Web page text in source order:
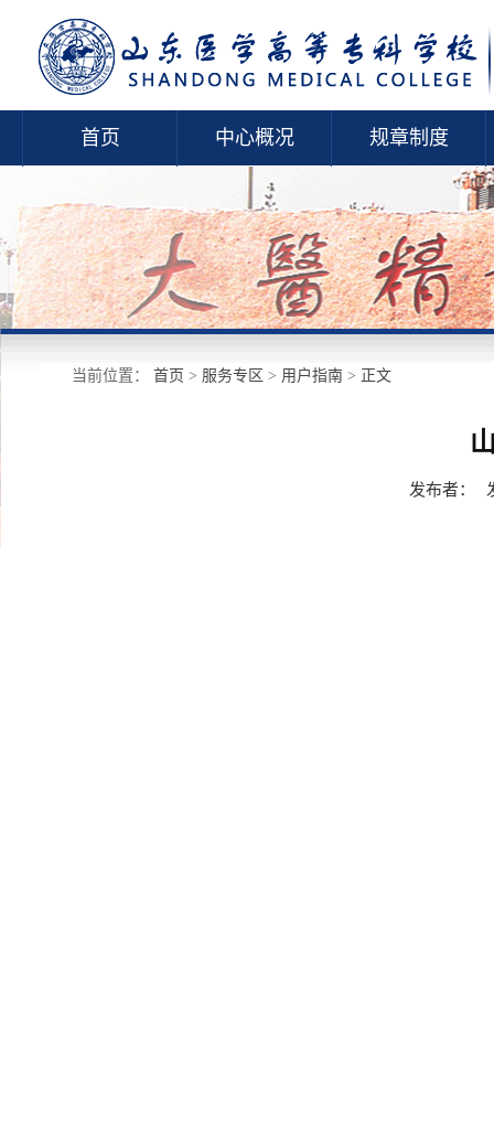
首页 中心概况 规章制度
当前位置： 首页 > 服务专区 > 用户指南 > 正文
发布者：